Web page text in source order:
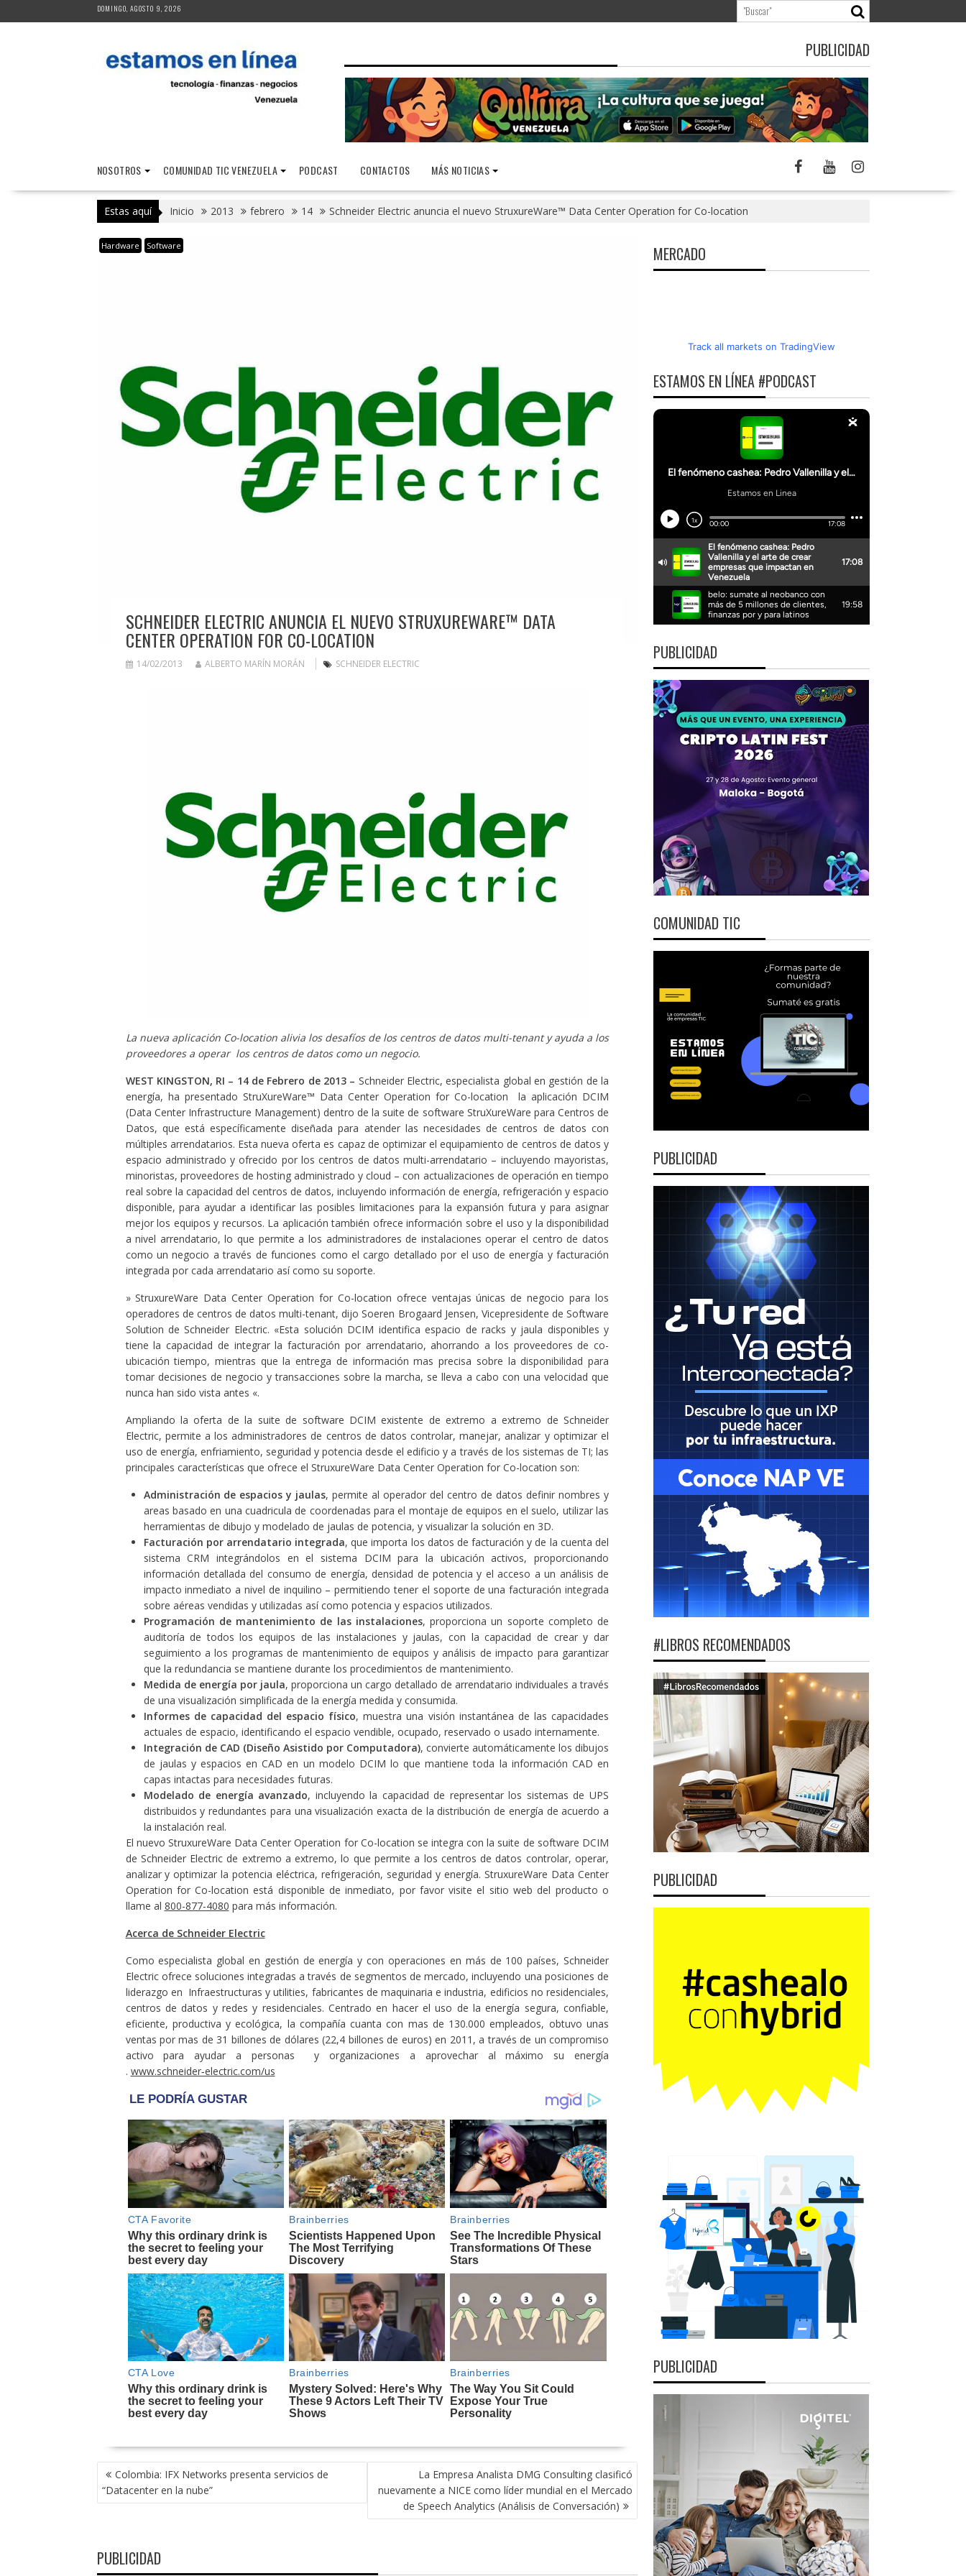
al
DOMINGO, AGOSTO 9, 2026
PUBLICIDAD
NOSOTROS COMUNIDAD TIC VENEZUELA PODCAST CONTACTOS MÁS NOTICIAS
Estas aquí Inicio 2013 febrero 14 Schneider Electric anuncia el nuevo StruxureWare™ Data Center Operation for Co-location
Hardware Software
SCHNEIDER ELECTRIC ANUNCIA EL NUEVO STRUXUREWARE™ DATA
CENTER OPERATION FOR CO-LOCATION
14/02/2013 ALBERTO MARÍN MORÁN SCHNEIDER ELECTRIC
La nueva aplicación Co-location alivia los desafíos de los centros de datos multi-tenant y ayuda a los
proveedores a operar los centros de datos como un negocio.
WEST KINGSTON, RI – 14 de Febrero de 2013 – Schneider Electric, especialista global en gestión de la
energía, ha presentado StruXureWare™ Data Center Operation for Co-location la aplicación DCIM
(Data Center Infrastructure Management) dentro de la suite de software StruXureWare para Centros de
Datos, que está específicamente diseñada para atender las necesidades de centros de datos con
múltiples arrendatarios. Esta nueva oferta es capaz de optimizar el equipamiento de centros de datos y
espacio administrado y ofrecido por los centros de datos multi-arrendatario – incluyendo mayoristas,
minoristas, proveedores de hosting administrado y cloud – con actualizaciones de operación en tiempo
real sobre la capacidad del centros de datos, incluyendo información de energía, refrigeración y espacio
disponible, para ayudar a identificar las posibles limitaciones para la expansión futura y para asignar
mejor los equipos y recursos. La aplicación también ofrece información sobre el uso y la disponibilidad
a nivel arrendatario, lo que permite a los administradores de instalaciones operar el centro de datos
como un negocio a través de funciones como el cargo detallado por el uso de energía y facturación
integrada por cada arrendatario así como su soporte.
» StruxureWare Data Center Operation for Co-location ofrece ventajas únicas de negocio para los
operadores de centros de datos multi-tenant, dijo Soeren Brogaard Jensen, Vicepresidente de Software
Solution de Schneider Electric. «Esta solución DCIM identifica espacio de racks y jaula disponibles y
tiene la capacidad de integrar la facturación por arrendatario, ahorrando a los proveedores de co-
ubicación tiempo, mientras que la entrega de información mas precisa sobre la disponibilidad para
tomar decisiones de negocio y transacciones sobre la marcha, se lleva a cabo con una velocidad que
nunca han sido vista antes «.
Ampliando la oferta de la suite de software DCIM existente de extremo a extremo de Schneider
Electric, permite a los administradores de centros de datos controlar, manejar, analizar y optimizar el
uso de energía, enfriamiento, seguridad y potencia desde el edificio y a través de los sistemas de TI; las
principales características que ofrece el StruxureWare Data Center Operation for Co-location son:
Administración de espacios y jaulas, permite al operador del centro de datos definir nombres y
areas basado en una cuadricula de coordenadas para el montaje de equipos en el suelo, utilizar las
herramientas de dibujo y modelado de jaulas de potencia, y visualizar la solución en 3D.
Facturación por arrendatario integrada, que importa los datos de facturación y de la cuenta del
sistema CRM integrándolos en el sistema DCIM para la ubicación activos, proporcionando
información detallada del consumo de energía, densidad de potencia y el acceso a un análisis de
impacto inmediato a nivel de inquilino – permitiendo tener el soporte de una facturación integrada
sobre aéreas vendidas y utilizadas así como potencia y espacios utilizados.
Programación de mantenimiento de las instalaciones, proporciona un soporte completo de
auditoría de todos los equipos de las instalaciones y jaulas, con la capacidad de crear y dar
seguimiento a los programas de mantenimiento de equipos y análisis de impacto para garantizar
que la redundancia se mantiene durante los procedimientos de mantenimiento.
Medida de energía por jaula, proporciona un cargo detallado de arrendatario individuales a través
de una visualización simplificada de la energía medida y consumida.
Informes de capacidad del espacio físico, muestra una visión instantánea de las capacidades
actuales de espacio, identificando el espacio vendible, ocupado, reservado o usado internamente.
Integración de CAD (Diseño Asistido por Computadora), convierte automáticamente los dibujos
de jaulas y espacios en CAD en un modelo DCIM lo que mantiene toda la información CAD en
capas intactas para necesidades futuras.
Modelado de energía avanzado, incluyendo la capacidad de representar los sistemas de UPS
distribuidos y redundantes para una visualización exacta de la distribución de energía de acuerdo a
la instalación real.
El nuevo StruxureWare Data Center Operation for Co-location se integra con la suite de software DCIM
de Schneider Electric de extremo a extremo, lo que permite a los centros de datos controlar, operar,
analizar y optimizar la potencia eléctrica, refrigeración, seguridad y energía. StruxureWare Data Center
Operation for Co-location está disponible de inmediato, por favor visite el sitio web del producto o
llame al 800-877-4080 para más información.
Acerca de Schneider Electric
Como especialista global en gestión de energía y con operaciones en más de 100 países, Schneider
Electric ofrece soluciones integradas a través de segmentos de mercado, incluyendo una posiciones de
liderazgo en Infraestructuras y utilities, fabricantes de maquinaria e industria, edificios no residenciales,
centros de datos y redes y residenciales. Centrado en hacer el uso de la energía segura, confiable,
eficiente, productiva y ecológica, la compañía cuanta con mas de 130.000 empleados, obtuvo unas
ventas por mas de 31 billones de dólares (22,4 billones de euros) en 2011, a través de un compromiso
activo para ayudar a personas y organizaciones a aprovechar al máximo su energía
. www.schneider‑electric.com/us
NAVEGACIÓN
DE
ENTRADAS
Colombia: IFX Networks presenta servicios de
“Datacenter en la nube”
La Empresa Analista DMG Consulting clasificó
nuevamente a NICE como líder mundial en el Mercado
de Speech Analytics (Análisis de Conversación)
PUBLICIDAD
MERCADO
Track all markets on TradingView
ESTAMOS EN LÍNEA #PODCAST
PUBLICIDAD
COMUNIDAD TIC
PUBLICIDAD
#LIBROS RECOMENDADOS
PUBLICIDAD
PUBLICIDAD